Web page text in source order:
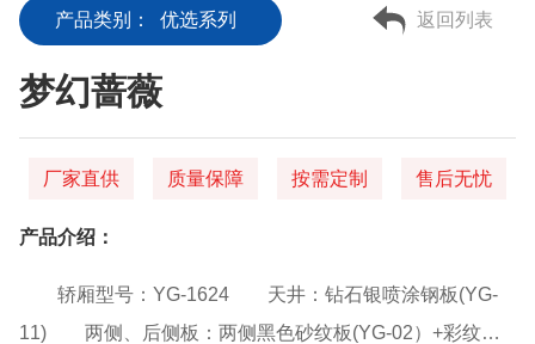
产品类别： 优选系列 返回列表
梦幻蔷薇
厂家直供 质量保障 按需定制 售后无忧
产品介绍：
轿厢型号：YG-1624 天井：钻石银喷涂钢板(YG-
11) 两侧、后侧板：两侧黑色砂纹板(YG-02）+彩纹钢